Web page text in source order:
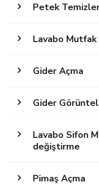
Petek
Lavabo
Gider Açma
Gider
Lavabo Sifon
değiştirme
Pimaş Açma